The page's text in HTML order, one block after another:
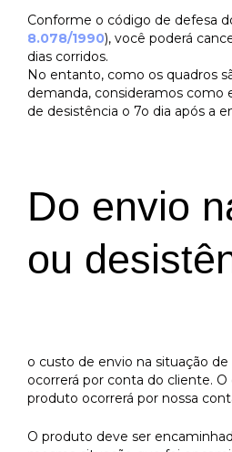
Conforme o código de defesa
8.078/1990), você poderá
dias corridos.
No entanto, como os quadros
demanda, consideramos como
de desistência o 7o dia após a
Do envio
ou
o custo de envio na situação
ocorrerá por conta do cliente.
produto ocorrerá por nossa
O produto deve ser